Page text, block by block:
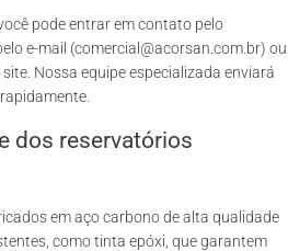
pode entrar em contato pelo
e-mail (comercial@acorsan.com.br) ou
Nossa equipe especializada enviará
dos reservatórios
em aço carbono de alta qualidade
como tinta epóxi, que garantem